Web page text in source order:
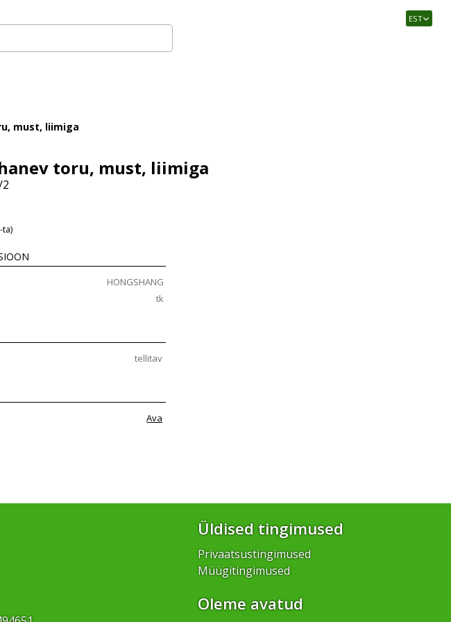
EST
must, liimiga
toru, must, liimiga
ta)
HONGSHANG
tk
tellitav
Ava
Üldised tingimused
Privaatsustingimused
Müügitingimused
Oleme avatud